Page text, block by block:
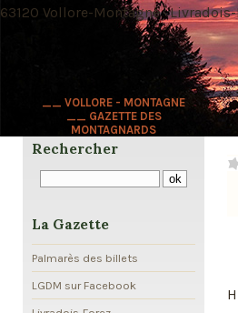
__ VOLLORE - MONTAGNE
__ GAZETTE DES
MONTAGNARDS
63120 Vollore-Montagne ·
Rechercher
La Gazette
Palmarès des billets
LGDM sur Facebook